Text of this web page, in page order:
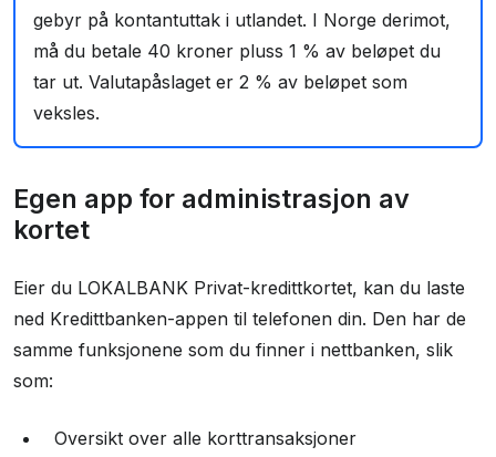
gebyr på kontantuttak i utlandet. I Norge derimot,
må du betale 40 kroner pluss 1 % av beløpet du
tar ut. Valutapåslaget er 2 % av beløpet som
veksles.
Egen app for administrasjon av
kortet
Eier du LOKALBANK Privat-kredittkortet, kan du laste
ned Kredittbanken-appen til telefonen din. Den har de
samme funksjonene som du finner i nettbanken, slik
som:
Oversikt over alle korttransaksjoner